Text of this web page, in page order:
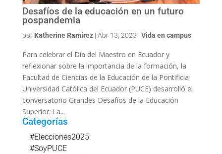
Desafíos de la educación en un futuro
pospandemia
por Katherine Ramírez| Abr 13, 2023 | Vida en campus
Para celebrar el Día del Maestro en Ecuador y
reflexionar sobre la importancia de la formación, la
Facultad de Ciencias de la Educación de la Pontificia
Universidad Católica del Ecuador (PUCE) desarrolló el
conversatorio Grandes Desafíos de la Educación
Superior. La...
Categorías
#Elecciones2025
#SoyPUCE